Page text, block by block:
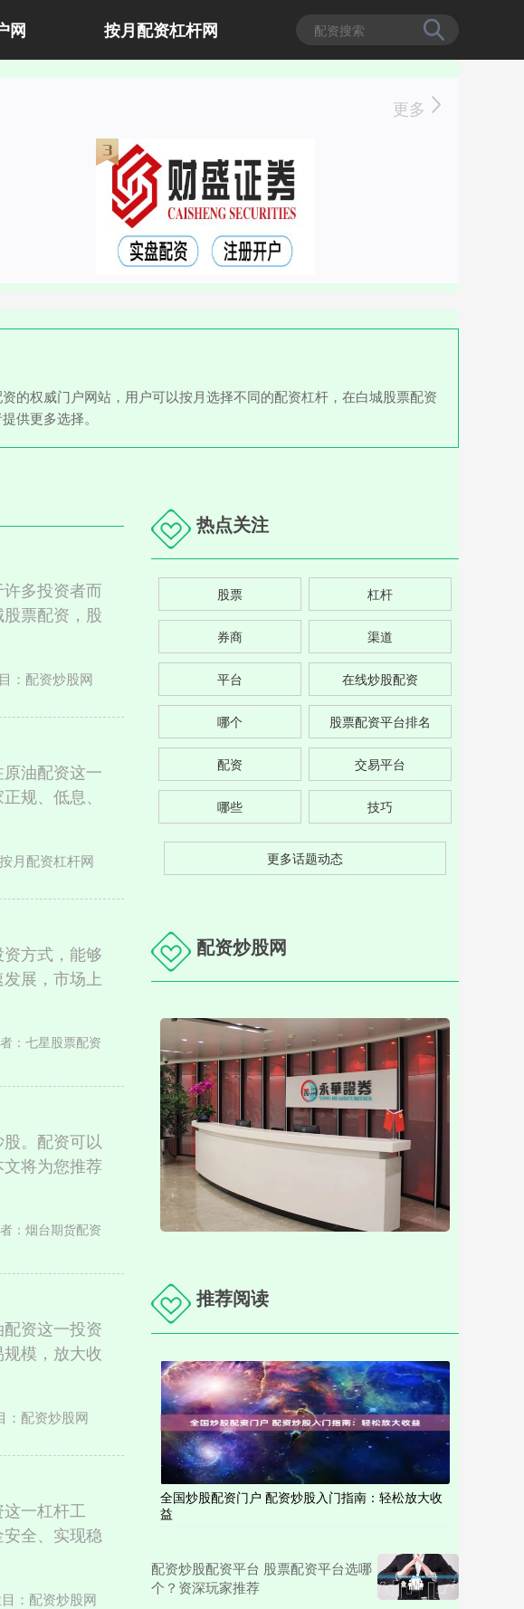
网 按月配资杠杆网
更多
的权威门户网站，用户可以按月选择不同的配资杠杆，在白城股票配资
供更多选择。
多投资者而
票配资，股
： 配资炒股网
油配资这一
规、低息、
按月配资杠杆网
方式，能够
展，市场上
：七星股票配资
。配资可以
将为您推荐
：烟台期货配资
资这一投资
模，放大收
： 配资炒股网
一杠杆工
全、实现稳
： 配资炒股网
热点关注
股票 杠杆
券商 渠道
平台 在线炒股配资
哪个 股票配资平台排名
配资 交易平台
哪些 技巧
更多话题动态
配资炒股网
推荐阅读
全国炒股配资门户 配资炒股入门指南：轻松放大收
益
配资炒股配资平台 股票配资平台选哪
个？资深玩家推荐